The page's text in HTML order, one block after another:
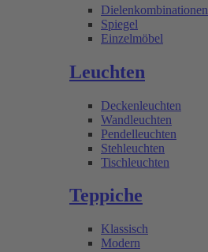
Dielenkombinationen
Spiegel
Einzelmöbel
Leuchten
Deckenleuchten
Wandleuchten
Pendelleuchten
Stehleuchten
Tischleuchten
Teppiche
Klassisch
Modern